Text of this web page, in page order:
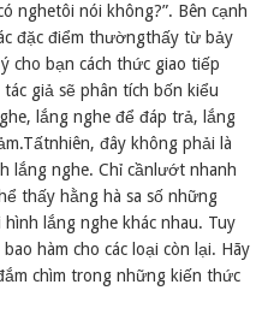
nghetôi nói không?”. Bên cạnh
đặc điểm thườngthấy từ bảy
cho bạn cách thức giao tiếp
giả sẽ phân tích bốn kiểu
lắng nghe để đáp trả, lắng
đây không phải là
lắng nghe. Chỉ cầnlướt nhanh
thấy hằng hà sa số những
lắng nghe khác nhau. Tuy
hàm cho các loại còn lại. Hãy
chìm trong những kiến thức